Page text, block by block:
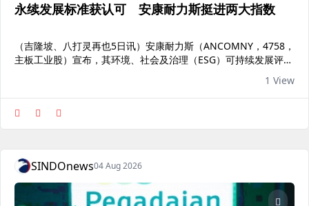
永续发展标准获认可 安康耐力斯挺进两大指数
（吉隆坡、八打灵再也5日讯）安康耐力斯（ANCOMNY，4758，
主板工业股）宣布，其环境、社会及治理（ESG）可持续发展评估
中，获评四星评级，反映公司在加强企业治理、安全管理及供应链
监督方面迈出了重要一步。安康耐力斯发文告指出，该评估于今年
6月22日完成，并被纳入富时罗素大马指数FTSE Bursa Malaysia
Index Series）与富时罗素大马伊斯兰教法指数（FTSE Bursa
Malaysia Shariah Indices），这也是ESG评级中的最高等级。文
1 View
SINDOnews04 Aug 2026